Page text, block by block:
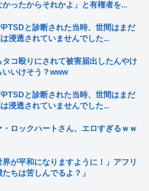
ったからそれかよ」と有権者を...
と診断された当時、世間はまだ
浸透されていませんでした...
タコ殴りにされて被害届出したんやけ
いいけそう？www
と診断された当時、世間はまだ
浸透されていませんでした...
・ロックハートさん、エロすぎるｗｗ
界が平和になりますように！」アフリ
ちは苦しんでるよ？」